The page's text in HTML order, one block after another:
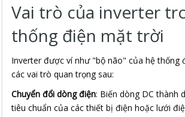
Vai trò của inverter
thống điện mặt trời
Inverter được ví như "bộ não" của hệ thống
các vai trò quan trọng sau:
Chuyển đổi dòng điện: Biến dòng DC thành
tiêu chuẩn của các thiết bị điện hoặc lưới